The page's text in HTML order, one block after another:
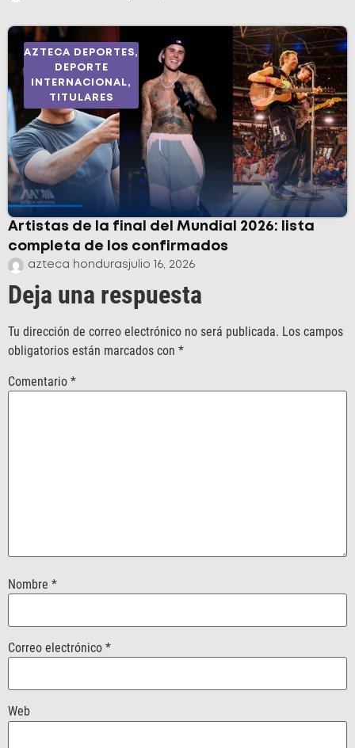
AZTECA DEPORTES,
DEPORTE
INTERNACIONAL,
TITULARES
Artistas de la final del Mundial 2026: lista
completa de los confirmados
azteca hondurasjulio 16, 2026
Deja una respuesta
Tu dirección de correo electrónico no será publicada. Los campos
obligatorios están marcados con *
Comentario *
Nombre *
Correo electrónico *
Web